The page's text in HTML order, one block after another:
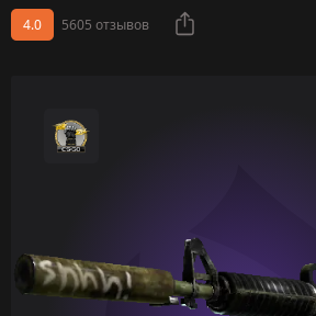
4.0 5605 отзывов